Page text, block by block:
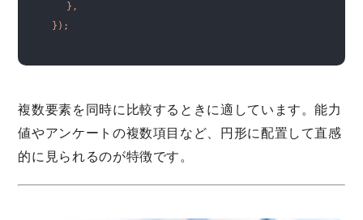
},
});
複数要素を同時に比較するときに適しています。能力
値やアンケートの複数項目など、円形に配置して直感
的に見られるのが特徴です。